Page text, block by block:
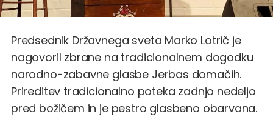
Predsednik Državnega sveta Marko Lotrič je
nagovoril zbrane na tradicionalnem dogodku
narodno-zabavne glasbe Jerbas domačih.
Prireditev tradicionalno poteka zadnjo nedeljo
pred božičem in je pestro glasbeno obarvana.